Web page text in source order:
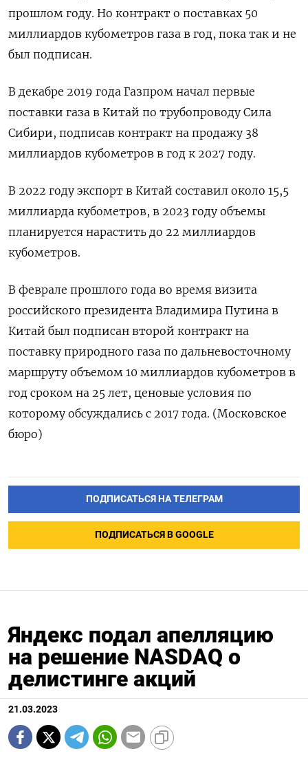
прошлом году. Но контракт о поставках 50
миллиардов кубометров газа в год, пока так и не
был подписан.
В декабре 2019 года Газпром начал первые
поставки газа в Китай по трубопроводу Сила
Сибири, подписав контракт на продажу 38
миллиардов кубометров в год к 2027 году.
В 2022 году экспорт в Китай составил около 15,5
миллиарда кубометров, в 2023 году объемы
планируется нарастить до 22 миллиардов
кубометров.
В феврале прошлого года во время визита
российского президента Владимира Путина в
Китай был подписан второй контракт на
поставку природного газа по дальневосточному
маршруту объемом 10 миллиардов кубометров в
год сроком на 25 лет, ценовые условия по
которому обсуждались с 2017 года. (Московское
бюро)
ПОДПИСАТЬСЯ НА ТЕЛЕГРАМ
ПОДПИСАТЬСЯ В GOOGLE
Яндекс подал апелляцию
на решение NASDAQ о
делистинге акций
21.03.2023